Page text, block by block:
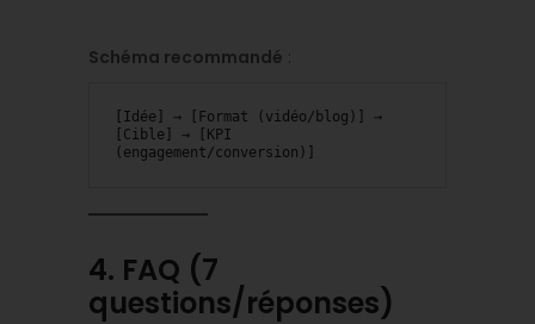
Schéma recommandé :
[Idée] → [Format (vidéo/blog)] →
[Cible] → [KPI
(engagement/conversion)]
4. FAQ (7
questions/réponses)